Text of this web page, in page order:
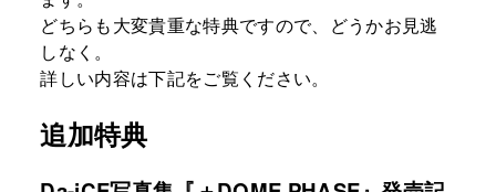
どちらも大変貴重な特典ですので、どうかお見逃
しなく。
詳しい内容は下記をご覧ください。
追加特典